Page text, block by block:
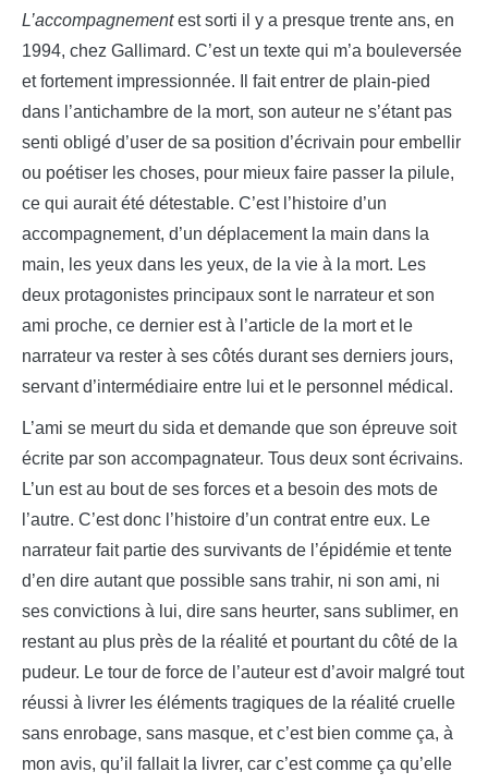
L’accompagnementest sorti il y a presque trente ans, en
1994, chez Gallimard. C’est un texte qui m’a bouleversée
et fortement impressionnée. Il fait entrer de plain-pied
dans l’antichambre de la mort, son auteur ne s’étant pas
senti obligé d’user de sa position d’écrivain pour embellir
ou poétiser les choses, pour mieux faire passer la pilule,
ce qui aurait été détestable. C’est l’histoire d’un
accompagnement, d’un déplacement la main dans la
main, les yeux dans les yeux, de la vie à la mort. Les
deux protagonistes principaux sont le narrateur et son
ami proche, ce dernier est à l’article de la mort et le
narrateur va rester à ses côtés durant ses derniers jours,
servant d’intermédiaire entre lui et le personnel médical.
L’ami se meurt du sida et demande que son épreuve soit
écrite par son accompagnateur. Tous deux sont écrivains.
L’un est au bout de ses forces et a besoin des mots de
l’autre. C’est donc l’histoire d’un contrat entre eux. Le
narrateur fait partie des survivants de l’épidémie et tente
d’en dire autant que possible sans trahir, ni son ami, ni
ses convictions à lui, dire sans heurter, sans sublimer, en
restant au plus près de la réalité et pourtant du côté de la
pudeur. Le tour de force de l’auteur est d’avoir malgré tout
réussi à livrer les éléments tragiques de la réalité cruelle
sans enrobage, sans masque, et c’est bien comme ça, à
mon avis, qu’il fallait la livrer, car c’est comme ça qu’elle